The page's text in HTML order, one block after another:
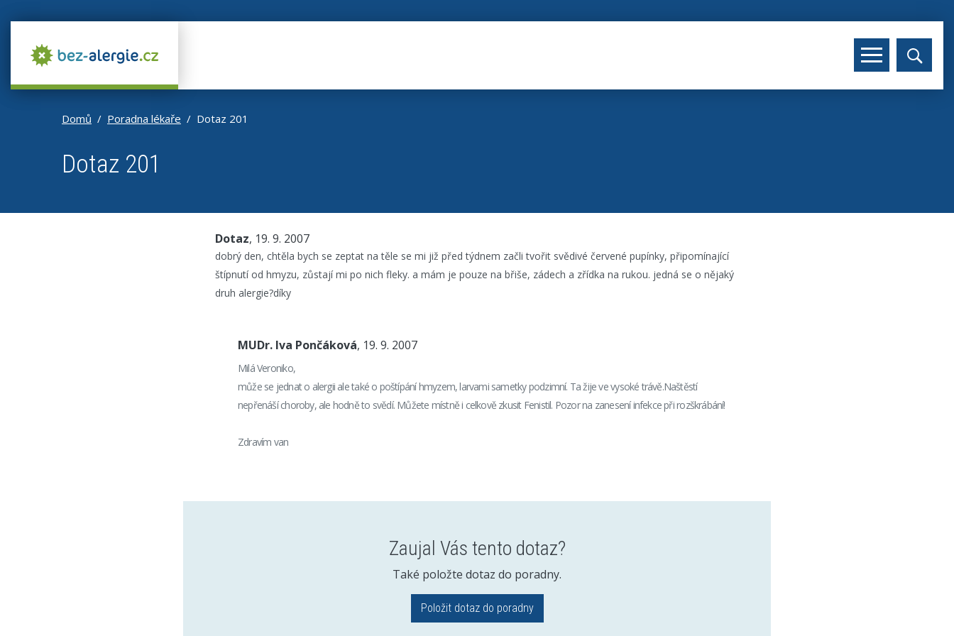
Domů Poradna lékaře Dotaz 201
Dotaz 201
Dotaz, 19. 9. 2007
dobrý den, chtěla bych se zeptat na těle se mi již před týdnem začli tvořit svědivé červené pupínky, připomínající
štípnutí od hmyzu, zůstají mi po nich fleky. a mám je pouze na břiše, zádech a zřídka na rukou. jedná se o nějaký
druh alergie?díky
MUDr. Iva Pončáková, 19. 9. 2007
Milá Veroniko,
může se jednat o alergii ale také o poštípání hmyzem, larvami sametky podzimní. Ta žije ve vysoké trávě.Naštěstí
nepřenáší choroby, ale hodně to svědí. Můžete místně i celkově zkusit Fenistil. Pozor na zanesení infekce při rozškrábání!
Zdravím van
Zaujal Vás tento dotaz?
Také položte dotaz do poradny.
Položit dotaz do poradny